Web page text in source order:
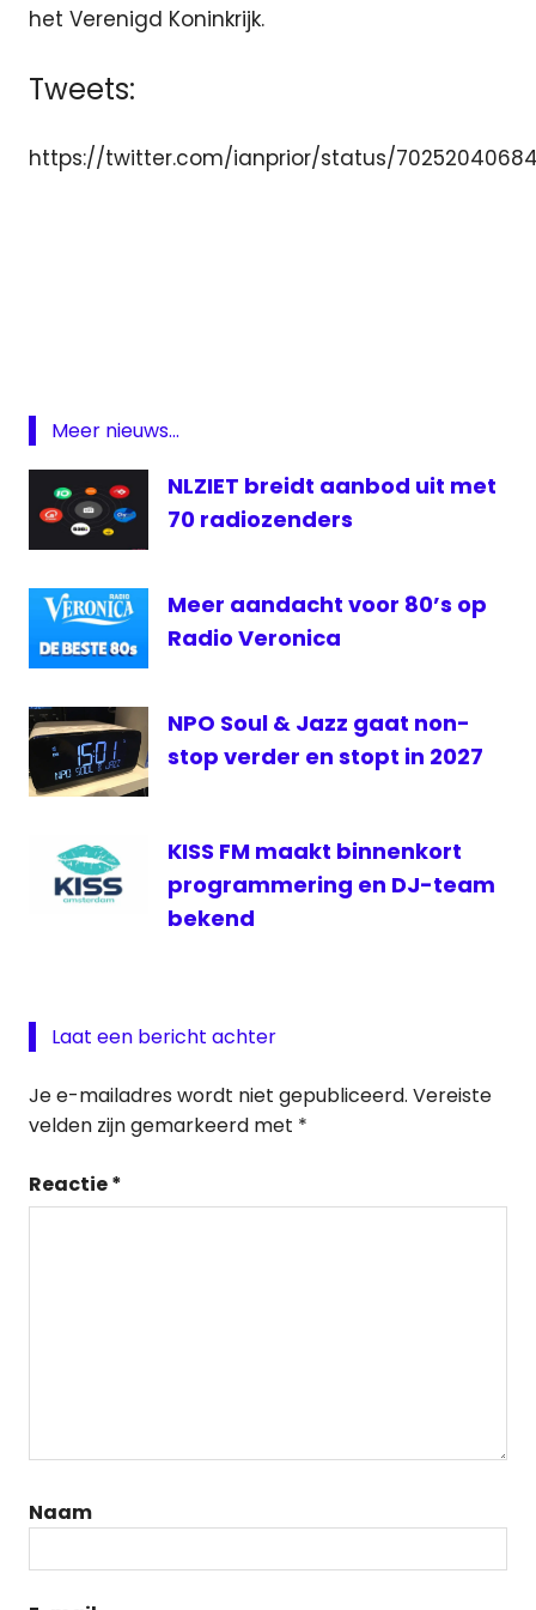
het Verenigd Koninkrijk.
Tweets:
https://twitter.com/ianprior/status/
online
Radio
5 live
Meer nieuws...
NLZIET breidt aanbod uit met
70 radiozenders
Meer aandacht voor 80’s op
Radio Veronica
NPO Soul & Jazz gaat non-
stop verder en stopt in 2027
KISS FM maakt binnenkort
programmering en DJ-team
bekend
Laat een bericht achter
Je e-mailadres wordt niet gepubliceerd. Vereiste
velden zijn gemarkeerd met *
Reactie*
Naam